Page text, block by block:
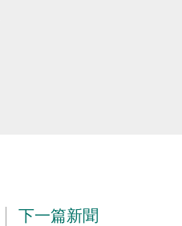
下一篇新聞